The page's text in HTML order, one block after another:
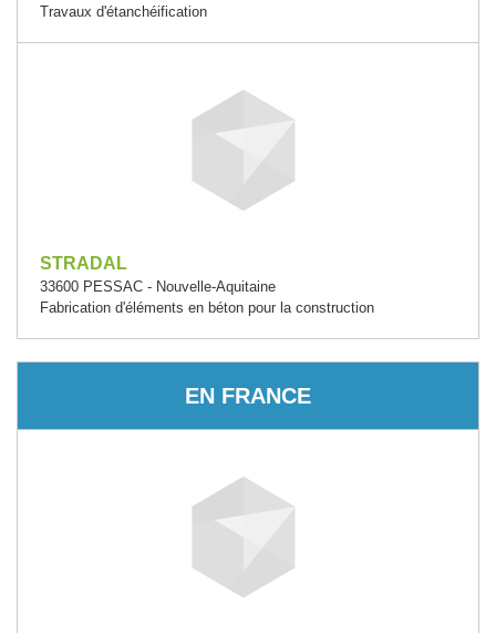
Travaux d'étanchéification
STRADAL
33600 PESSAC - Nouvelle-Aquitaine
Fabrication d'éléments en béton pour la construction
EN FRANCE